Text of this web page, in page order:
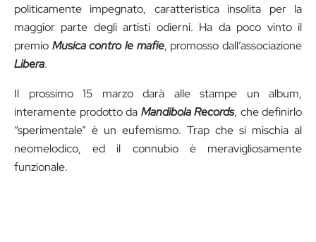
politicamente impegnato, caratteristica insolita per la
maggior parte degli artisti odierni. Ha da poco vinto il
premio Musica contro le mafie, promosso dall’associazione
Libera.
Il prossimo 15 marzo darà alle stampe un album,
interamente prodotto da Mandibola Records, che definirlo
“sperimentale” è un eufemismo. Trap che si mischia al
neomelodico, ed il connubio è meravigliosamente
funzionale.